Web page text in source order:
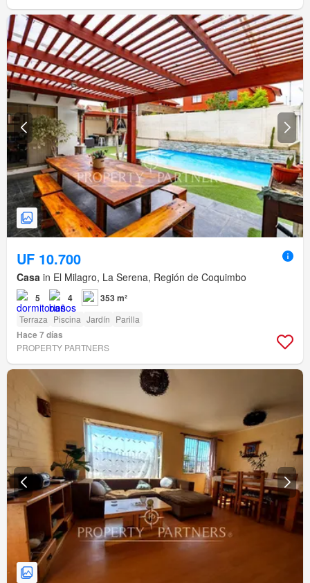
UF 10.700
Casa in El Milagro, La Serena, Región de Coquimbo
5 4 353 m²
Terraza Piscina Jardín Parilla
Hace 7 días
PROPERTY PARTNERS